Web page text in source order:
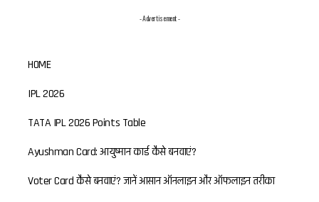
- Advertisement -
HOME
IPL 2026
TATA IPL 2026 Points Table
Ayushman Card: आयुष्मान कार्ड कैसे बनवाएं?
Voter Card कैसे बनवाएं? जानें आसान ऑनलाइन और ऑफलाइन तरीका